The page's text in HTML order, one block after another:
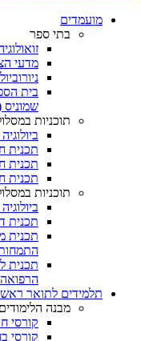
מועמדים
בתי ספר
מדעי
בית
שמוניס
תוכניות
תכנית
תכנית
תכנית
תוכניות
תכנית
תכנית
תכנית
הרפואה
תלמידים לתואר
מבנה הלימודים
קורסי
קורסי